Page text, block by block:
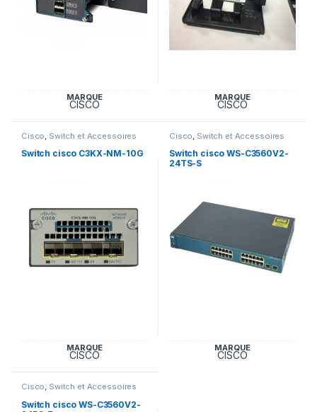
MARQUE
CISCO
MARQUE
CISCO
Cisco Switch et Accessoires
Cisco
Switch cisco C3KX-NM-10G
MARQUE
CISCO
Cisco Switch et Accessoires
Cisco
Switch cisco WS-C3560V2-
24TS-S
MARQUE
CISCO
Cisco, Switch et Accessoires
Switch cisco WS-C3560V2-